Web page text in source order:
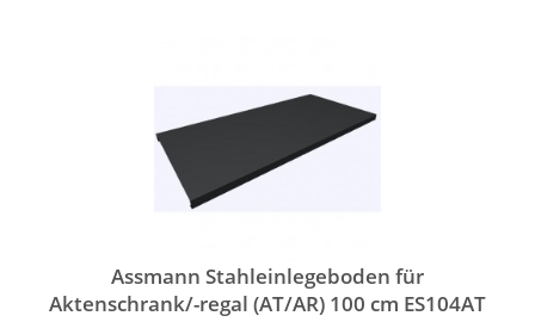
Assmann Stahleinlegeboden für
Aktenschrank/-regal (AT/AR) 100 cm ES104AT